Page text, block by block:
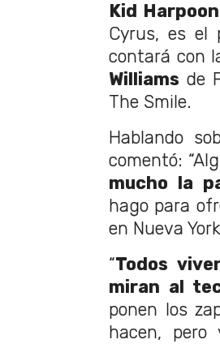
Kid Harpoon
Cyrus, es el
contará con
Williams de
The Smile.
Hablando
comentó:
mucho la
hago para
en Nueva
“Todos
miran al
ponen los
hacen, pero